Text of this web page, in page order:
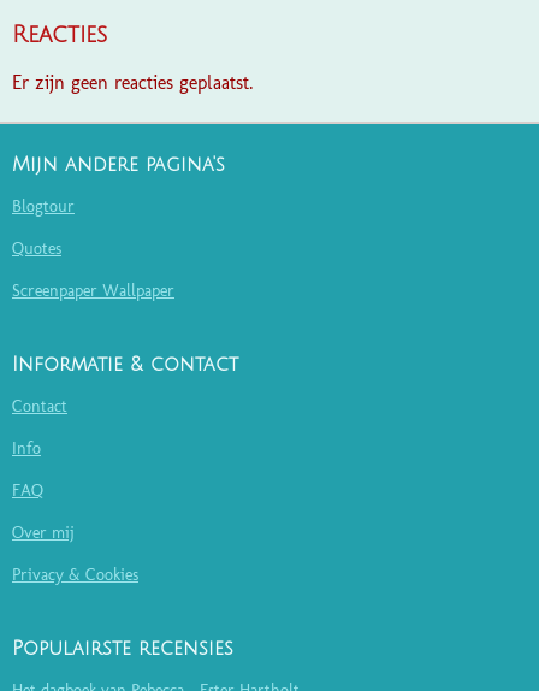
Reacties
Er zijn geen reacties geplaatst.
Mijn andere pagina's
Blogtour
Quotes
Screenpaper Wallpaper
Informatie & contact
Contact
Info
FAQ
Over mij
Privacy & Cookies
Populairste recensies